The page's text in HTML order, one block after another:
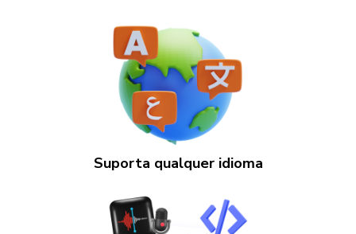
Suporta qualquer idioma